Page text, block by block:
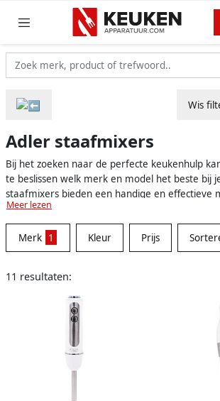
Wis
Adler staafmixers
Bij het zoeken naar de perfecte keukenhulp
te beslissen welk merk en model het beste bij
staafmixers bieden een handige en effectieve
te mixen, pureren en versnijden. Met
functies waar je uit kunt kiezen, is er voor elke
geschikte Adler staafmixer te vinden. Maar
kiezen van de beste staafmixer en wat maakt
Meer lezen
Merk 1 Kleur Prijs
11 resultaten: